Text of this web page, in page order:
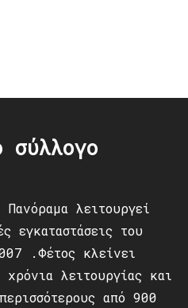
σύλλογο
λειτουργεί
εγκαταστάσεις του
.Φέτος κλείνει
λειτουργίας και
από 900